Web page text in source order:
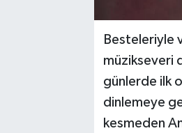
Besteleriyle
müzikseveri
günlerde ilk
dinlemeye
kesmeden